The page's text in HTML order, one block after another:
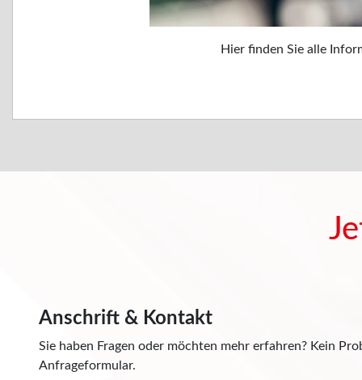
Hier finden Sie alle
Anschrift & Kontakt
Sie haben Fragen oder möchten mehr erfahren? Kein
Anfrageformular.